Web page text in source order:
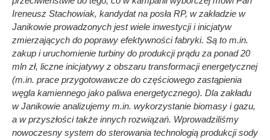
Ireneusz Stachowiak, kandydat na posła RP, w zakładzie w
Janikowie prowadzonych jest wiele inwestycji i inicjatyw
zmierzających do poprawy efektywności fabryki. Są to m.in.
zakup i uruchomienie turbiny do produkcji prądu za ponad 20
mln zł, liczne inicjatywy z obszaru transformacji energetycznej
(m.in. prace przygotowawcze do częściowego zastąpienia
węgla kamiennego jako paliwa energetycznego). Dla zakładu
w Janikowie analizujemy m.in. wykorzystanie biomasy i gazu,
a w przyszłości także innych rozwiązań. Wprowadziliśmy
nowoczesny system do sterowania technologią produkcji sody